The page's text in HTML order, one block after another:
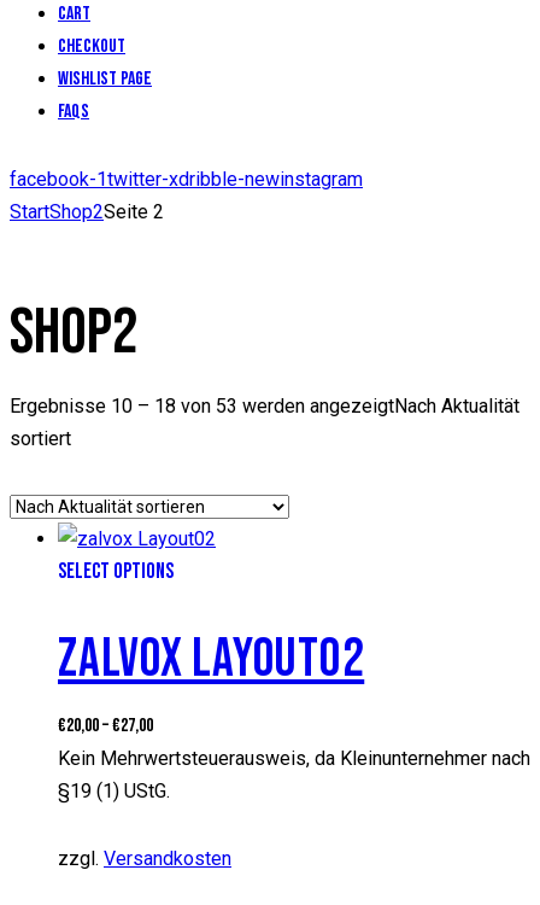
Cart
Checkout
Wishlist Page
FAQs
facebook-1twitter-xdribble-newinstagram
StartShop2Seite 2
SHOP2
Ergebnisse 10 – 18 von 53 werden angezeigtNach Aktualität
sortiert
SELECT OPTIONS
ZALVOX LAYOUT02
€20,00–€27,00
Kein Mehrwertsteuerausweis, da Kleinunternehmer nach
§19 (1) UStG.
zzgl. Versandkosten